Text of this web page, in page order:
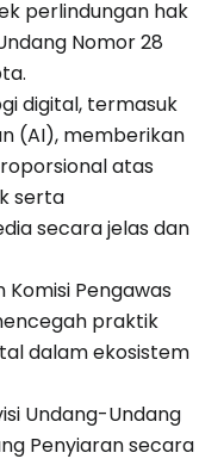
perlindungan hak
Nomor 28
digital, termasuk
(AI), memberikan
atas
serta
secara jelas dan
Pengawas
praktik
dalam ekosistem
Undang-Undang
Penyiaran secara